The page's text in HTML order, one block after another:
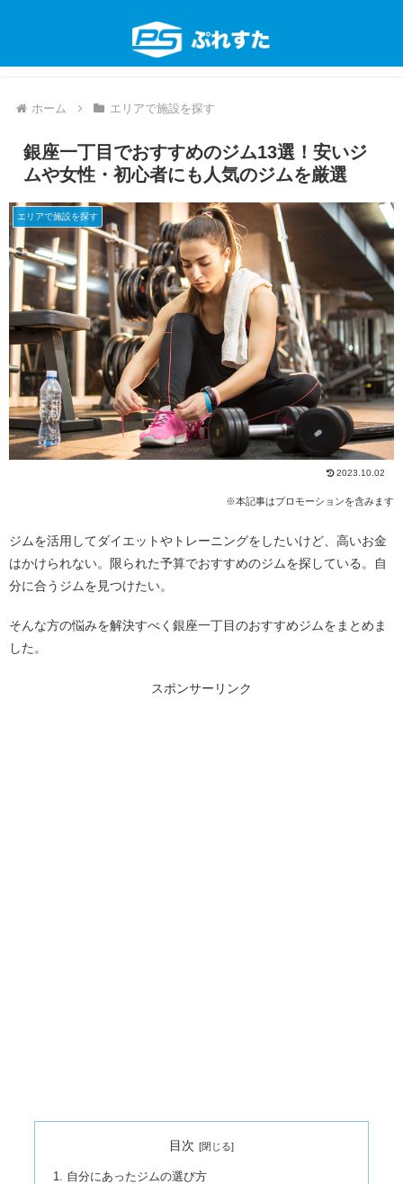
ホーム エリアで施設を探す
銀座一丁目でおすすめのジム13選！安いジ
ムや女性・初心者にも人気のジムを厳選
エリアで施設を探す
2023.10.02
※本記事はプロモーションを含みます
ジムを活用してダイエットやトレーニングをしたいけど、高いお金
はかけられない。限られた予算でおすすめのジムを探している。自
分に合うジムを見つけたい。
そんな方の悩みを解決すべく銀座一丁目のおすすめジムをまとめま
した。
スポンサーリンク
目次
自分にあったジムの選び方